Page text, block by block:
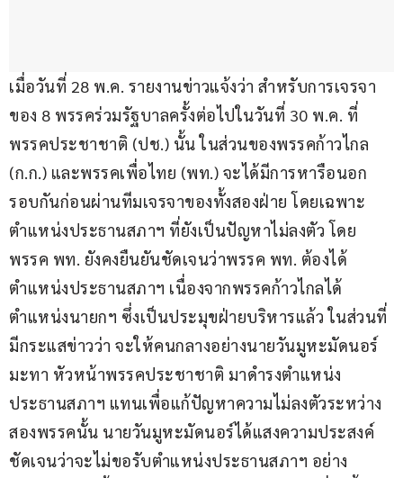
เมื่อวันที่ 28 พ.ค. รายงานข่าวแจ้งว่า สำหรับการเจรจา
ของ 8 พรรคร่วมรัฐบาลครั้งต่อไปในวันที่ 30 พ.ค. ที่
พรรคประชาชาติ (ปช.) นั้น ในส่วนของพรรคก้าวไกล
(ก.ก.) และพรรคเพื่อไทย (พท.) จะได้มีการหารือนอก
รอบกันก่อนผ่านทีมเจรจาของทั้งสองฝ่าย โดยเฉพาะ
ตำแหน่งประธานสภาฯ ที่ยังเป็นปัญหาไม่ลงตัว โดย
พรรค พท. ยังคงยืนยันชัดเจนว่าพรรค พท. ต้องได้
ตำแหน่งประธานสภาฯ เนื่องจากพรรคก้าวไกลได้
ตำแหน่งนายกฯ ซึ่งเป็นประมุขฝ่ายบริหารแล้ว ในส่วนที่
มีกระแสข่าวว่า จะให้คนกลางอย่างนายวันมูหะมัดนอร์
มะทา หัวหน้าพรรคประชาชาติ มาดำรงตำแหน่ง
ประธานสภาฯ แทนเพื่อแก้ปัญหาความไม่ลงตัวระหว่าง
สองพรรคนั้น นายวันมูหะมัดนอร์ได้แสงความประสงค์
ชัดเจนว่าจะไม่ขอรับตำแหน่งประธานสภาฯ อย่าง